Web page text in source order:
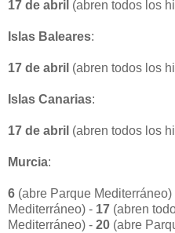
17 de abril (abren todos los
Islas Baleares:
17 de abril (abren todos los
Islas Canarias:
17 de abril (abren todos los
Murcia:
6 (abre Parque Mediterráneo)
Mediterráneo) - 17 (abren
Mediterráneo) - 20 (abre